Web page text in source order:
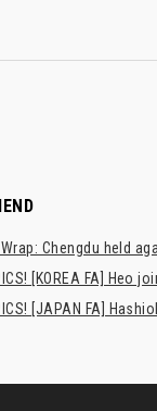
Chengdu held
[KOREA FA] Heo
[JAPAN FA]